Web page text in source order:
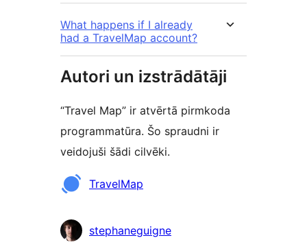
What happens if I already
had a TravelMap account?
Autori un izstrādātāji
“Travel Map” ir atvērtā pirmkoda
programmatūra. Šo spraudni ir
veidojuši šādi cilvēki.
Līdzdalībnieki
TravelMap
stephaneguigne